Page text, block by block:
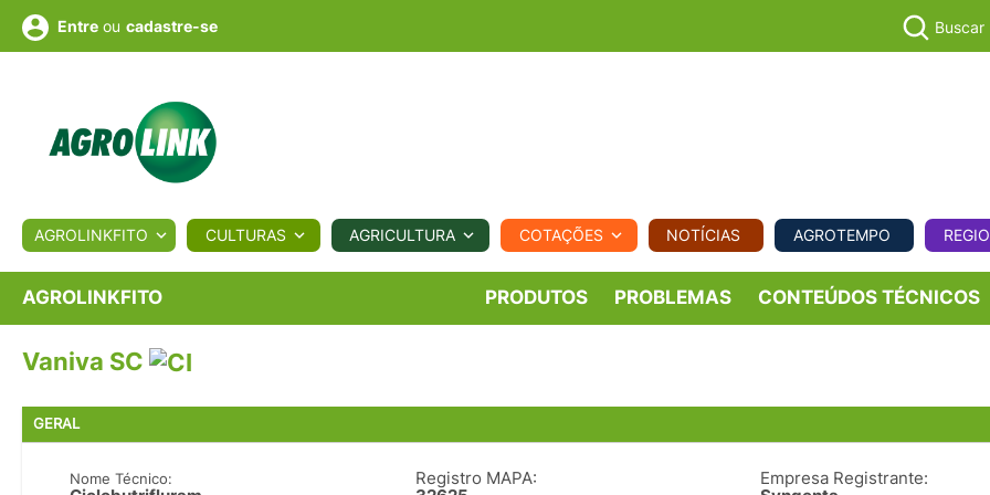
BIOLÓGICOS COTAÇÕES NOTÍCIAS AGROTEMPO REGIONAL COMERCIAL AGROVIAGENS
Conversor Colunistas
Entre ou cadastre-se Buscar
AGROLINKFITO CULTURAS AGRICULTURA COTAÇÕES NOTÍCIAS AGROTEMPO
AGROLINKFITO PRODUTOS PROBLEMAS CONTEÚDOS TÉCNICOS
Vaniva SC
GERAL
Nome Técnico:
Registro MAPA:
Empresa Registrante: